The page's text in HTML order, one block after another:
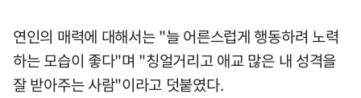
연인의 매력에 대해서는 "늘 어른스럽게 행동하려 노력
하는 모습이 좋다"며 "칭얼거리고 애교 많은 내 성격을
잘 받아주는 사람"이라고 덧붙였다.